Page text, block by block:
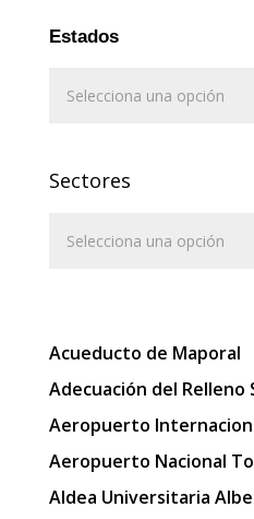
Estados
Sectores
Acueducto de Maporal
Adecuación del Relleno
Aeropuerto
Aeropuerto Nacional
Aldea Universitaria